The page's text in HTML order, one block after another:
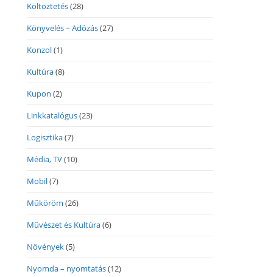
Költöztetés(28)
Könyvelés – Adózás(27)
Konzol(1)
Kultúra(8)
Kupon (2)
Linkkatalógus(23)
Logisztika(7)
Média, TV(10)
Mobil(7)
Műköröm (26)
Művészet és Kultúra(6)
Növények(5)
Nyomda – nyomtatás(12)